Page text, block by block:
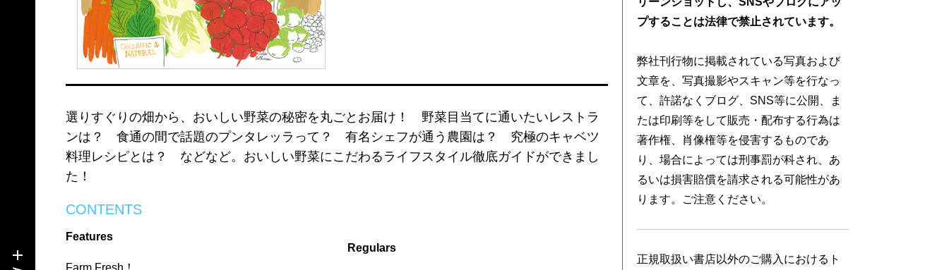
選りすぐりの畑から、おいしい野菜の秘密を丸ごとお届け！ 野菜目当てに通いたいレストラ
ンは？ 食通の間で話題のプンタレッラって？ 有名シェフが通う農園は？ 究極のキャベツ
料理レシピとは？ などなど。おいしい野菜にこだわるライフスタイル徹底ガイドができまし
た！
CONTENTS
Features
Farm Fresh！
Regulars
プすることは法律で禁止されています。
弊社刊行物に掲載されている写真および
文章を、写真撮影やスキャン等を行なっ
て、許諾なくブログ、SNS等に公開、ま
たは印刷等をして販売・配布する行為は
著作権、肖像権等を侵害するものであ
り、場合によっては刑事罰が科され、あ
るいは損害賠償を請求される可能性があ
ります。ご注意ください。
正規取扱い書店以外のご購入におけるト